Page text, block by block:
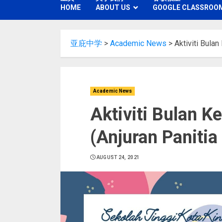
HOME
ABOUT US
GOOGLE
亚庇中学 > Academic News > Aktiviti Bulan
Academic News
Aktiviti Bulan
(Anjuran Panitia
AUGUST 24, 2021